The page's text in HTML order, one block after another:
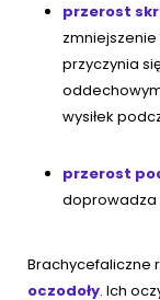
przerost
przyczynia
wysiłek
przerost
doprowadza
Brachycefaliczne
oczodoły. Ich